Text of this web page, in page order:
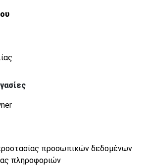
προσωπικών δεδομένων
πληροφοριών